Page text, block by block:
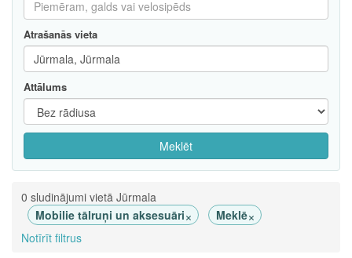
Atrašanās vieta
Attālums
Meklēt
0 sludinājumi vietā Jūrmala
Mobilie tālruņi un aksesuāri× Meklē×
Notīrīt filtrus